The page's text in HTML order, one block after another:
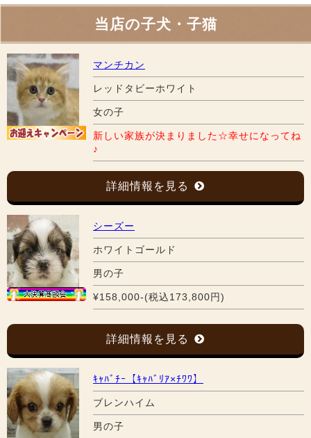
当店の子犬・子猫
マンチカン
レッドタビーホワイト
女の子
新しい家族が決まりました☆幸せになってね
♪
詳細情報を見る
シーズー
ホワイトゴールド
男の子
¥158,000-(税込173,800円)
詳細情報を見る
ｷｬﾊﾞﾁｰ【ｷｬﾊﾞﾘｱ×ﾁﾜﾜ】
ブレンハイム
男の子